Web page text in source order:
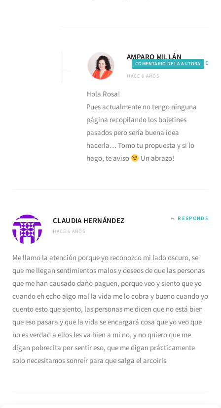
AMPARO MILLÁN
COMENTARIO DE LA AUTORA
HACE 6 AÑOS
RESPONDE
Hola Rosa!
Pues actualmente no tengo ninguna
página recopilando los boletines
pasados pero sería buena idea
hacerla… Tomo tu propuesta y si lo
hago, te aviso
Un abrazo!
CLAUDIA HERNÁNDEZ
HACE 6 AÑOS
RESPONDE
Me llamo la atención porque yo reconozco mi lado oscuro, se
que me llegan sentimientos malos y deseos de que las personas
que me han causado daño paguen, porque veo y siento que yo
cuando eh echo algo mal la vida me lo cobra y bueno cuando yo
cuento esto que siento, las personas me dicen que no está bien
que eso pasara y que la vida se encargará cosa que yo veo que
no es verdad a ellos les va bien a mi no, y no quiero que me
digan pobrecita por sentir eso, que me digan prácticamente
solo necesitamos sonreír para que salga el arcoiris